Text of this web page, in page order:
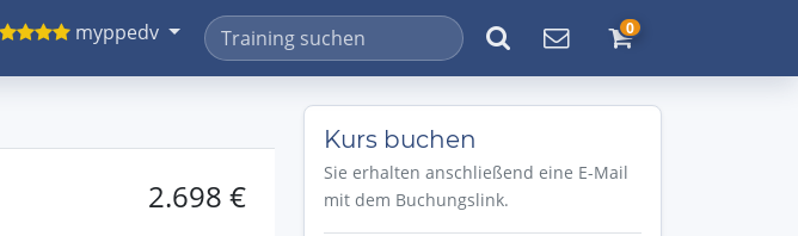
myppedv 0
2.698 €
Kurs buchen
Sie erhalten anschließend eine E-Mail
mit dem Buchungslink.